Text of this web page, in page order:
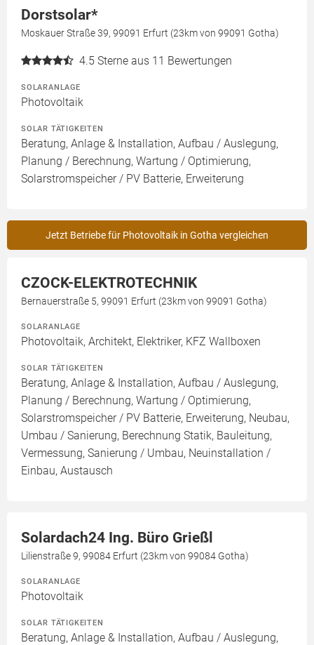
Dorstsolar*
Moskauer Straße 39, 99091 Erfurt (23km von 99091 Gotha)
4.5 Sterne aus 11 Bewertungen
SOLARANLAGE
Photovoltaik
SOLAR TÄTIGKEITEN
Beratung, Anlage & Installation, Aufbau / Auslegung,
Planung / Berechnung, Wartung / Optimierung,
Solarstromspeicher / PV Batterie, Erweiterung
Jetzt Betriebe für Photovoltaik in Gotha vergleichen
CZOCK-ELEKTROTECHNIK
Bernauerstraße 5, 99091 Erfurt (23km von 99091 Gotha)
SOLARANLAGE
Photovoltaik, Architekt, Elektriker, KFZ Wallboxen
SOLAR TÄTIGKEITEN
Beratung, Anlage & Installation, Aufbau / Auslegung,
Planung / Berechnung, Wartung / Optimierung,
Solarstromspeicher / PV Batterie, Erweiterung, Neubau,
Umbau / Sanierung, Berechnung Statik, Bauleitung,
Vermessung, Sanierung / Umbau, Neuinstallation /
Einbau, Austausch
Solardach24 Ing. Büro Grießl
Lilienstraße 9, 99084 Erfurt (23km von 99084 Gotha)
SOLARANLAGE
Photovoltaik
SOLAR TÄTIGKEITEN
Beratung, Anlage & Installation, Aufbau / Auslegung,